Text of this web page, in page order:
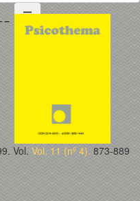
Vol. Vol. 11 (nº 4). 873-889